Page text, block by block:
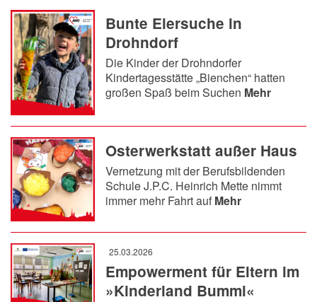
Bunte Eiersuche in
Drohndorf
Die Kinder der Drohndorfer
Kindertagesstätte „Bienchen“ hatten
großen Spaß beim Suchen Mehr
Osterwerkstatt außer Haus
Vernetzung mit der Berufsbildenden
Schule J.P.C. Heinrich Mette nimmt
immer mehr Fahrt auf Mehr
25.03.2026
Empowerment für Eltern im
»Kinderland Bummi«